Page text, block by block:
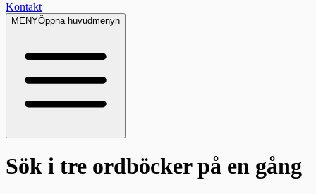
Kontakt
MENYÖppna huvudmenyn
Sök i tre ordböckerpå en gång